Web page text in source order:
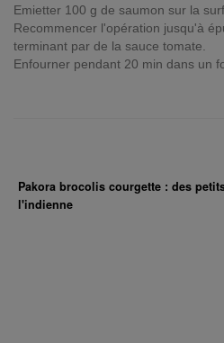
Emietter 100 g de saumon sur la
Recommencer l'opération jusqu'à
terminant par de la sauce tomate.
Enfourner pendant 20 min dans un
Pakora brocolis courgette : des
l'indienne